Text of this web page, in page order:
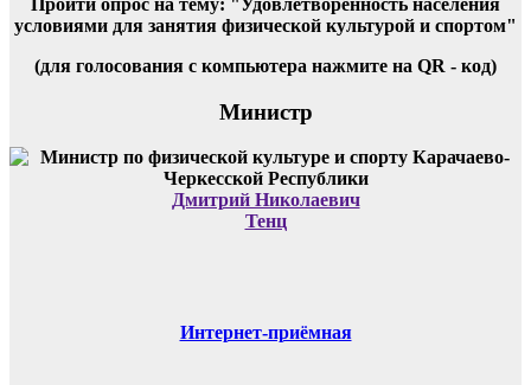
Пройти опрос на тему: "Удовлетворённость населения
условиями для занятия физической культурой и спортом"
(для голосования с компьютера нажмите на QR - код)
Министр
Дмитрий Николаевич
Тенц
Интернет-приёмная